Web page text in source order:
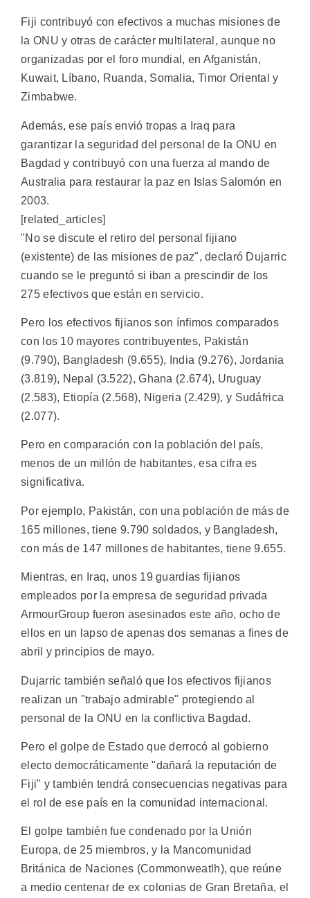
Fiji contribuyó con efectivos a muchas misiones de
la ONU y otras de carácter multilateral, aunque no
organizadas por el foro mundial, en Afganistán,
Kuwait, Líbano, Ruanda, Somalia, Timor Oriental y
Zimbabwe.
Además, ese país envió tropas a Iraq para
garantizar la seguridad del personal de la ONU en
Bagdad y contribuyó con una fuerza al mando de
Australia para restaurar la paz en Islas Salomón en
2003.
[related_articles]
"No se discute el retiro del personal fijiano
(existente) de las misiones de paz", declaró Dujarric
cuando se le preguntó si iban a prescindir de los
275 efectivos que están en servicio.
Pero los efectivos fijianos son ínfimos comparados
con los 10 mayores contribuyentes, Pakistán
(9.790), Bangladesh (9.655), India (9.276), Jordania
(3.819), Nepal (3.522), Ghana (2.674), Uruguay
(2.583), Etiopía (2.568), Nigeria (2.429), y Sudáfrica
(2.077).
Pero en comparación con la población del país,
menos de un millón de habitantes, esa cifra es
significativa.
Por ejemplo, Pakistán, con una población de más de
165 millones, tiene 9.790 soldados, y Bangladesh,
con más de 147 millones de habitantes, tiene 9.655.
Mientras, en Iraq, unos 19 guardias fijianos
empleados por la empresa de seguridad privada
ArmourGroup fueron asesinados este año, ocho de
ellos en un lapso de apenas dos semanas a fines de
abril y principios de mayo.
Dujarric también señaló que los efectivos fijianos
realizan un "trabajo admirable" protegiendo al
personal de la ONU en la conflictiva Bagdad.
Pero el golpe de Estado que derrocó al gobierno
electo democráticamente "dañará la reputación de
Fiji" y también tendrá consecuencias negativas para
el rol de ese país en la comunidad internacional.
El golpe también fue condenado por la Unión
Europa, de 25 miembros, y la Mancomunidad
Británica de Naciones (Commonweatlh), que reúne
a medio centenar de ex colonias de Gran Bretaña, el